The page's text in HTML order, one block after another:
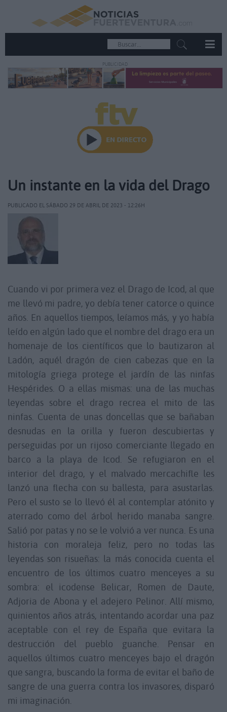
PUBLICIDAD
Un instante en la vida del Drago
PUBLICADO EL SÁBADO 29 DE ABRIL DE 2023 - 12:26H
Cuando vi por primera vez el Drago de Icod, al que
me llevó mi padre, yo debía tener catorce o quince
años. En aquellos tiempos, leíamos más, y yo había
leído en algún lado que el nombre del drago era un
homenaje de los científicos que lo bautizaron al
Ladón, aquél dragón de cien cabezas que en la
mitología griega protege el jardín de las ninfas
Hespérides. O a ellas mismas: una de las muchas
leyendas sobre el drago recrea el mito de las
ninfas. Cuenta de unas doncellas que se bañaban
desnudas en la orilla y fueron descubiertas y
perseguidas por un rijoso comerciante llegado en
barco a la playa de Icod. Se refugiaron en el
interior del drago, y el malvado mercachifle les
lanzó una flecha con su ballesta, para asustarlas.
Pero el susto se lo llevó él al contemplar atónito y
aterrado como del árbol herido manaba sangre.
Salió por patas y no se le volvió a ver nunca. Es una
historia con moraleja feliz, pero no todas las
leyendas son risueñas: la más conocida cuenta el
encuentro de los últimos cuatro menceyes a su
sombra: el icodense Belicar, Romen de Daute,
Adjoria de Abona y el adejero Pelinor. Allí mismo,
quinientos años atrás, intentando acordar una paz
aceptable con el rey de España que evitara la
destrucción del pueblo guanche. Pensar en
aquellos últimos cuatro menceyes bajo el dragón
que sangra, buscando la forma de evitar el baño de
sangre de una guerra contra los invasores, disparó
mi imaginación.